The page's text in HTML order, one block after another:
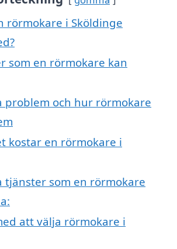
rörmokare i Sköldinge
som en rörmokare kan
problem och hur rörmokare
kostar en rörmokare i
tjänster som en rörmokare
att välja rörmokare i